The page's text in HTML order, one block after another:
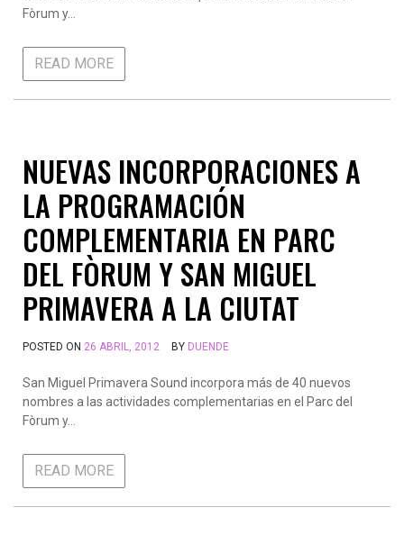
Fòrum y…
READ MORE
NUEVAS INCORPORACIONES A
LA PROGRAMACIÓN
COMPLEMENTARIA EN PARC
DEL FÒRUM Y SAN MIGUEL
PRIMAVERA A LA CIUTAT
POSTED ON 26 ABRIL, 2012 BY DUENDE
San Miguel Primavera Sound incorpora más de 40 nuevos
nombres a las actividades complementarias en el Parc del
Fòrum y…
READ MORE